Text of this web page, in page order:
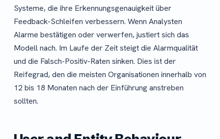
Systeme, die ihre Erkennungsgenauigkeit über
Feedback-Schleifen verbessern. Wenn Analysten
Alarme bestätigen oder verwerfen, justiert sich das
Modell nach. Im Laufe der Zeit steigt die Alarmqualität
und die Falsch-Positiv-Raten sinken. Dies ist der
Reifegrad, den die meisten Organisationen innerhalb von
12 bis 18 Monaten nach der Einführung anstreben
sollten.